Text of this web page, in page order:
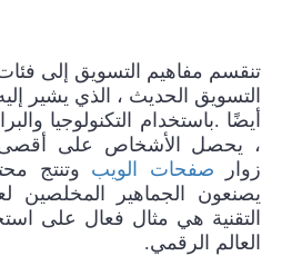
تنقسم مفاهيم التسويق إلى
التسويق الحديث ، الذي يشير
أيضًا .باستخدام التكنولوجيا
، يحصل الأشخاص على أقصى
زوار
صفحات الويب وتنتج
يصنعون الجماهير المخلصين
التقنية هي مثال فعال على
العالم الرقمي.